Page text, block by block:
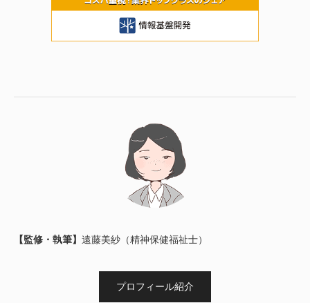
【監修・執筆】 遠藤美紗（精神保健福祉士）
プロフィール紹介